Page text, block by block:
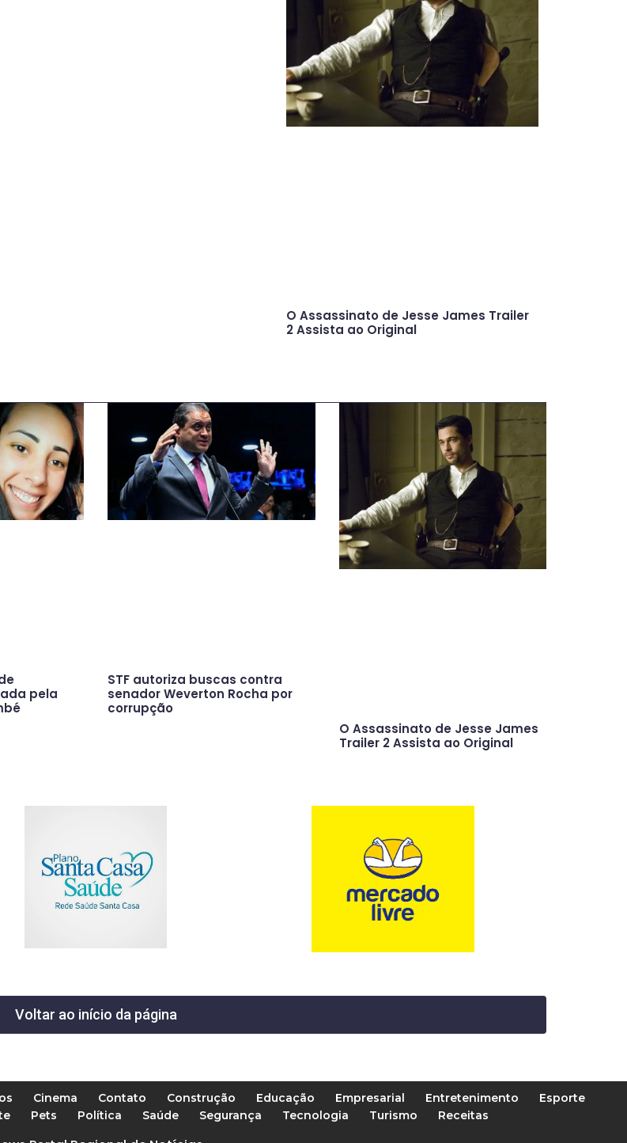
O Assassinato de Jesse James Trailer
2 Assista ao Original
pela
STF autoriza buscas contra
senador Weverton Rocha por
corrupção
O Assassinato de Jesse James
Trailer 2 Assista ao Original
Voltar ao início da página
Cinema Contato Construção Educação Empresarial Entretenimento
Esporte
Pets Política Saúde Segurança Tecnologia Turismo Receitas